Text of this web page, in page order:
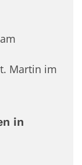
Martin im
in